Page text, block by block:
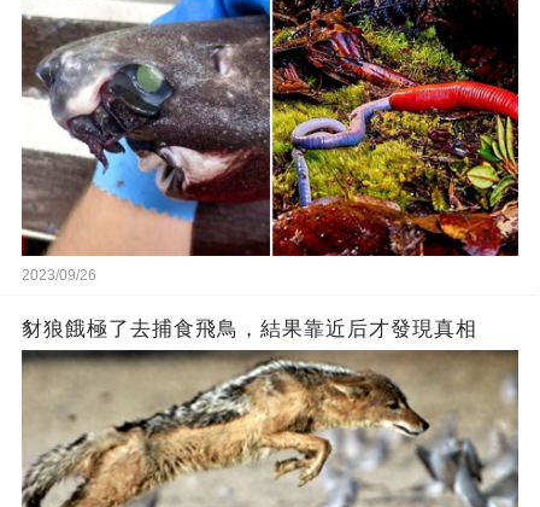
2023/09/26
豺狼餓極了去捕食飛鳥，結果靠近后才發現真相